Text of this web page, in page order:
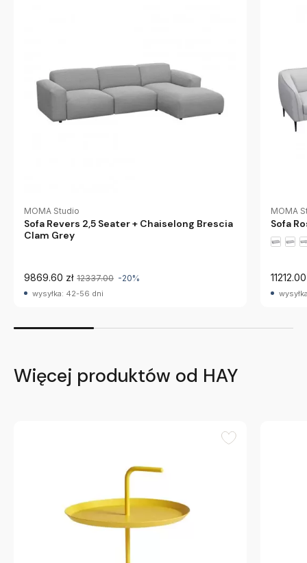
MOMA Studio
Sofa Revers 2,5 Seater + Chaiselong Brescia
Clam Grey
9869.60 zł 12337.00 -20%
wysyłka: 42-56 dni
MOMA
Sofa
Więcej produktów od HAY